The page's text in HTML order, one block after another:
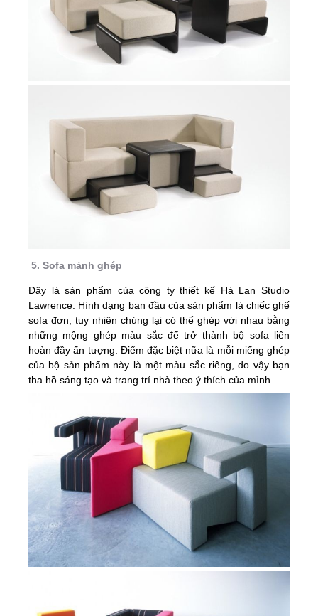
5. Sofa mảnh ghép
Đây là sản phẩm của công ty thiết kế Hà Lan Studio
Lawrence. Hình dạng ban đầu của sản phẩm là chiếc ghế
sofa đơn, tuy nhiên chúng lại có thể ghép với nhau bằng
những mộng ghép màu sắc để trở thành bộ sofa liên
hoàn đầy ấn tượng. Điểm đặc biệt nữa là mỗi miếng ghép
của bộ sản phẩm này là một màu sắc riêng, do vậy bạn
tha hồ sáng tạo và trang trí nhà theo ý thích của mình.